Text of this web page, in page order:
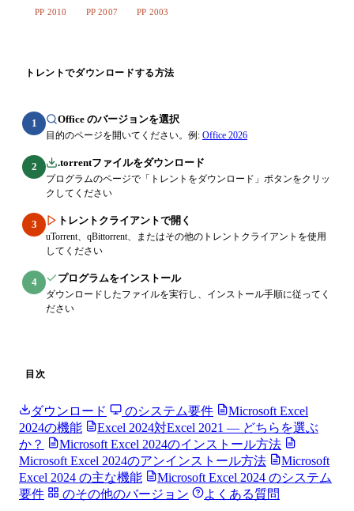
PP 2010
PP 2007 PP 2003
トレントでダウンロードする方法
1 Office のバージョンを選択
目的のページを開いてください。例: Office 2026
2 .torrentファイルをダウンロード
プログラムのページで「トレントをダウンロード」ボタンをクリッ
クしてください
3 トレントクライアントで開く
uTorrent、qBittorrent、またはその他のトレントクライアントを使用
してください
4 プログラムをインストール
ダウンロードしたファイルを実行し、インストール手順に従ってく
ださい
目次
ダウンロード のシステム要件
Microsoft Excel
2024の機能
Excel 2024対Excel 2021 — どちらを選ぶ
か？
Microsoft Excel 2024のインストール方法
Microsoft Excel 2024のアンインストール方法
Microsoft
Excel 2024 の主な機能
Microsoft Excel 2024 のシステム
要件
のその他のバージョン
よくある質問